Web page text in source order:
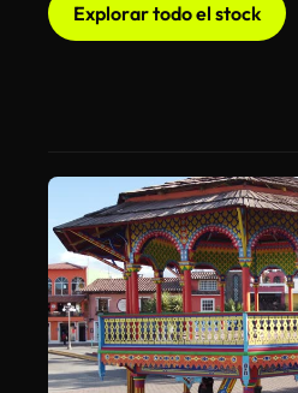
Explorar todo el stock